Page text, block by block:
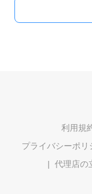
利用規
プライバシーポリ
代理店の